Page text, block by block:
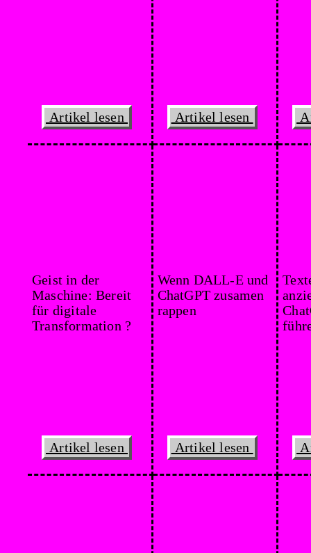
Artikel lesen Artikel lesen
Geist in der
Maschine: Bereit
für digitale
Transformation ?
Artikel lesen
Wenn DALL-E und
ChatGPT zusamen
rappen
Artikel lesen